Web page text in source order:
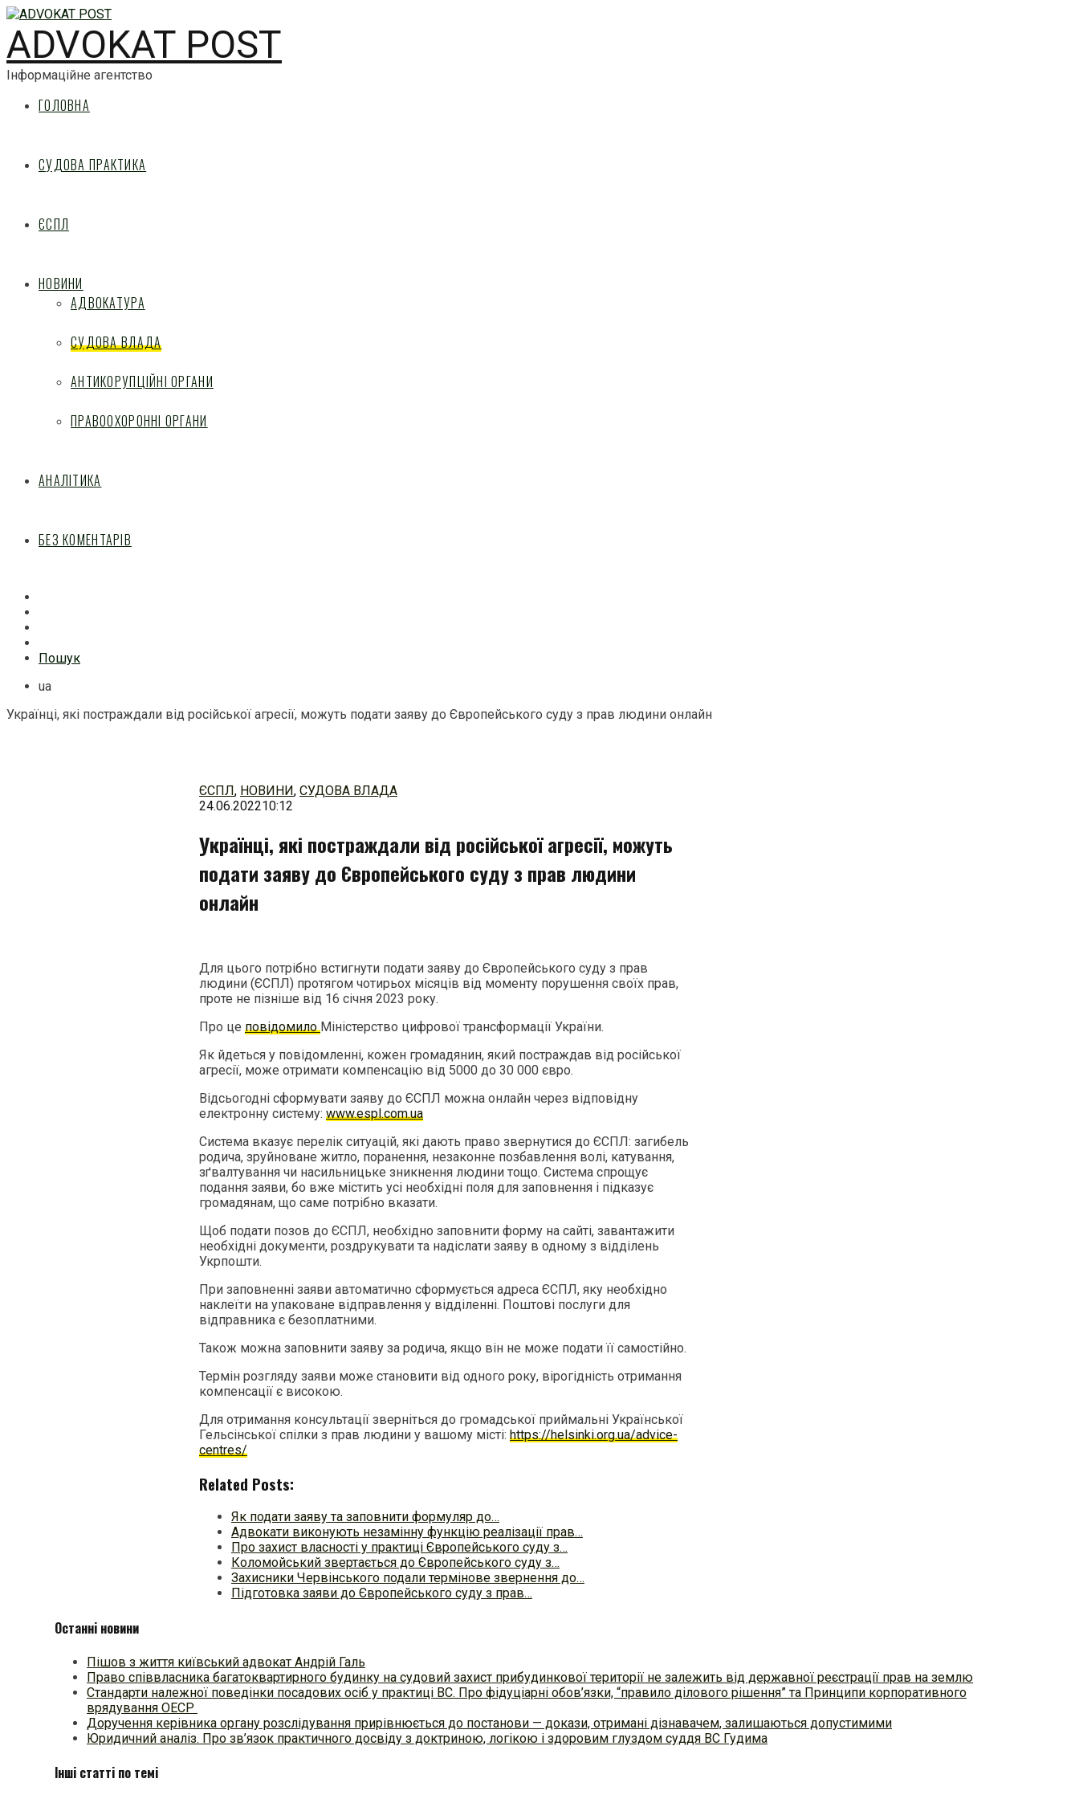
ADVOKAT POST
Інформаційне агентство
ГОЛОВНА
СУДОВА ПРАКТИКА
ЄСПЛ
НОВИНИ
АДВОКАТУРА
СУДОВА ВЛАДА
АНТИКОРУПЦІЙНІ ОРГАНИ
ПРАВООХОРОННІ ОРГАНИ
АНАЛІТИКА
БЕЗ КОМЕНТАРІВ
Пошук
ua
Українці, які постраждали від російської агресії, можуть подати заяву до Європейського суду з прав людини онлайн
ЄСПЛ, НОВИНИ, СУДОВА ВЛАДА
24.06.202210:12
Українці, які постраждали від російської агресії, можуть
подати заяву до Європейського суду з прав людини
онлайн
Для цього потрібно встигнути подати заяву до Європейського суду з прав
людини (ЄСПЛ) протягом чотирьох місяців від моменту порушення своїх прав,
проте не пізніше від 16 січня 2023 року.
Про це повідомилоМіністерство цифрової трансформації України.
Як йдеться у повідомленні, кожен громадянин, який постраждав від російської
агресії, може отримати компенсацію від 5000 до 30 000 євро.
Відсьогодні сформувати заяву до ЄСПЛ можна онлайн через відповідну
електронну систему: www.espl.com.ua
Система вказує перелік ситуацій, які дають право звернутися до ЄСПЛ: загибель
родича, зруйноване житло, поранення, незаконне позбавлення волі, катування,
зґвалтування чи насильницьке зникнення людини тощо. Система спрощує
подання заяви, бо вже містить усі необхідні поля для заповнення і підказує
громадянам, що саме потрібно вказати.
Щоб подати позов до ЄСПЛ, необхідно заповнити форму на сайті, завантажити
необхідні документи, роздрукувати та надіслати заяву в одному з відділень
Укрпошти.
При заповненні заяви автоматично сформується адреса ЄСПЛ, яку необхідно
наклеїти на упаковане відправлення у відділенні. Поштові послуги для
відправника є безоплатними.
Також можна заповнити заяву за родича, якщо він не може подати її самостійно.
Термін розгляду заяви може становити від одного року, вірогідність отримання
компенсації є високою.
Для отримання консультації зверніться до громадської приймальні Української
Гельсінської спілки з прав людини у вашому місті: https://helsinki.org.ua/advice-
centres/
Related Posts:
Як подати заяву та заповнити формуляр до…
Адвокати виконують незамінну функцію реалізації прав…
Про захист власності у практиці Європейського суду з…
Коломойський звертається до Європейського суду з…
Захисники Червінського подали термінове звернення до…
Підготовка заяви до Європейського суду з прав…
Останні новини
Пішов з життя київський адвокат Андрій Галь
Право співвласника багатоквартирного будинку на судовий захист прибудинкової території не залежить від державної реєстрації прав на землю
Стандарти належної поведінки посадових осіб у практиці ВC. Про фідуціарні обов’язки, “правило ділового рішення” та Принципи корпоративного
врядування ОЕСР
Доручення керівника органу розслідування прирівнюється до постанови — докази, отримані дізнавачем, залишаються допустимими
Юридичний аналіз. Про зв’язок практичного досвіду з доктриною, логікою і здоровим глуздом суддя ВС Гудима
Інші статті по темі